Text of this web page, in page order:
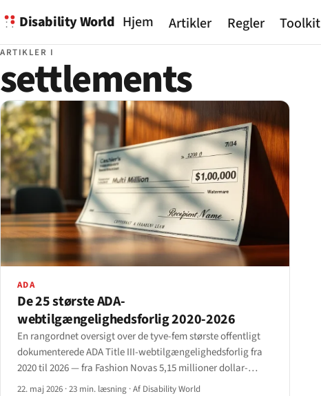
Disability World Hjem Artikler Regler Toolkit
ARTIKLER I
settlements
ADA
De 25 største ADA-
webtilgængelighedsforlig 2020-2026
En rangordnet oversigt over de tyve-fem største offentligt
dokumenterede ADA Title III-webtilgængelighedsforlig fra
2020 til 2026 — fra Fashion Novas 5,15 millioner dollar-
klassesøgsmålsforlig til mellemstor sekscifret beløb i
22. maj 2026 ·23 min. læsning ·Af Disability World